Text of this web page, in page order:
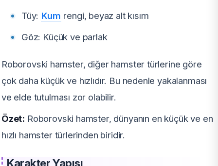
Tüy: Kum rengi, beyaz alt kısım
Göz: Küçük ve parlak
Roborovski hamster, diğer hamster türlerine göre
çok daha küçük ve hızlıdır. Bu nedenle yakalanması
ve elde tutulması zor olabilir.
Özet: Roborovski hamster, dünyanın en küçük ve en
hızlı hamster türlerinden biridir.
Karakter Yapısı